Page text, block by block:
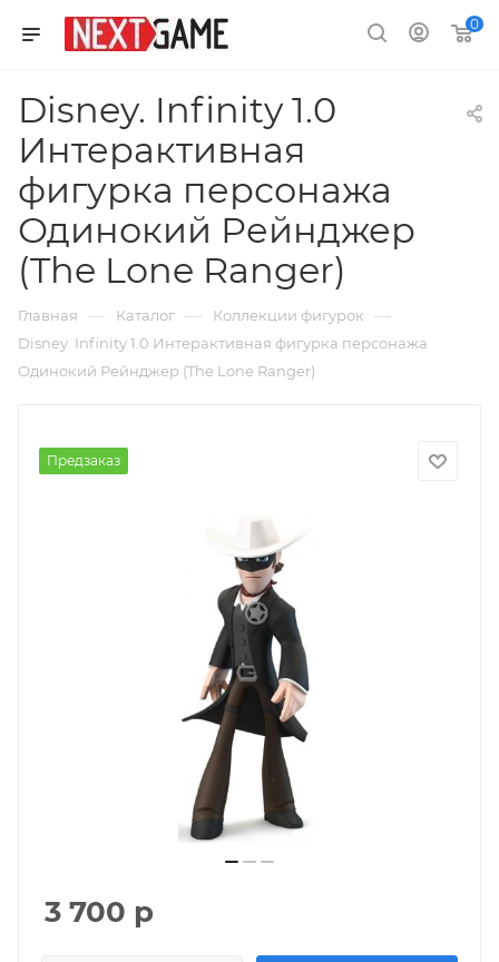
0
Disney. Infinity 1.0
Интерактивная
фигурка персонажа
Одинокий Рейнджер
(The Lone Ranger)
Главная — Каталог — Коллекции фигурок —
Disney. Infinity 1.0 Интерактивная фигурка персонажа
Одинокий Рейнджер (The Lone Ranger)
Предзаказ
3 700 р